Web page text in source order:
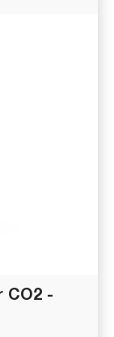
CO2 -